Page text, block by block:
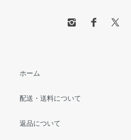
ホーム
配送・送料について
返品について